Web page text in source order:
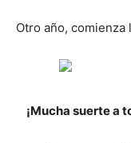
Otro año, comienza
¡Mucha suerte a